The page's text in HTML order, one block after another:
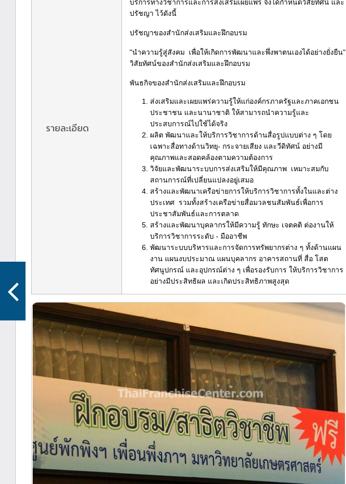
รายละเอียด
บริการทางวิชาการและการส่งเสริมเผยแพร่ จึงได้กำหนดวิสัยทัศน์ และ
ปรัชญา ไว้ดังนี้
ปรัชญาของสำนักส่งเสริมและฝึกอบรม
"นำความรู้สู่สังคม เพื่อให้เกิดการพัฒนาและพึ่งพาตนเองได้อย่างยั่งยืน"
วิสัยทัศน์ของสำนักส่งเสริมและฝึกอบรม
พันธกิจของสำนักส่งเสริมและฝึกอบรม
ส่งเสริมและเผยแพร่ความรู้ให้แก่องค์กรภาครัฐและภาคเอกชน
ประชาชน และนานาชาติ ให้สามารถนำความรู้และ
ประสบการณ์ไปใช้ได้จริง
ผลิต พัฒนาและให้บริการวิชาการด้านสื่อรูปแบบต่าง ๆ โดย
เฉพาะสื่อทางด้านวิทยุ- กระจายเสียง และวีดิทัศน์ อย่างมี
คุณภาพและสอดคล้องตามความต้องการ
วิจัยและพัฒนาระบบการส่งเสริมให้มีคุณภาพ เหมาะสมกับ
สถานการณ์ที่เปลี่ยนแปลงอยู่เสมอ
สร้างและพัฒนาเครือข่ายการให้บริการวิชาการทั้งในและต่าง
ประเทศ รวมทั้งสร้างเครือข่ายสื่อมวลชนสัมพันธ์เพื่อการ
ประชาสัมพันธ์และการตลาด
สร้างและพัฒนาบุคลากรให้มีความรู้ ทักษะ เจตคติ ต่องานให้
บริการวิชาการระดับ - มืออาชีพ
พัฒนาระบบบริหารและการจัดการทรัพยากรต่าง ๆ ทั้งด้านแผน
งาน แผนงบประมาณ แผนบุคลากร อาคารสถานที่ สื่อ โสต
ทัศนูปกรณ์ และอุปกรณ์ต่าง ๆ เพื่อรองรับการ ให้บริการวิชาการ
อย่างมีประสิทธิผล และเกิดประสิทธิภาพสูงสุด